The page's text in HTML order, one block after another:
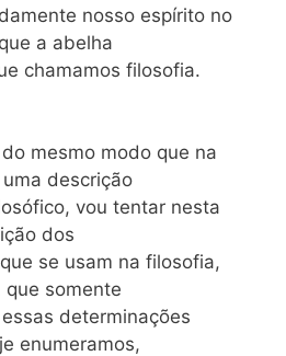
nosso espírito no
a abelha
chamamos filosofia.
mesmo modo que na
descrição
vou tentar nesta
dos
se usam na filosofia,
somente
determinações
enumeramos,